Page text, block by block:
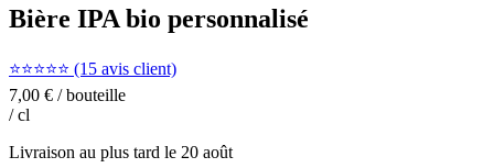
Bière IPA bio personnalisé
⭐⭐⭐⭐⭐ (15 avis client)
7,00 € / bouteille
/ cl
Livraison au plus tard le 20 août